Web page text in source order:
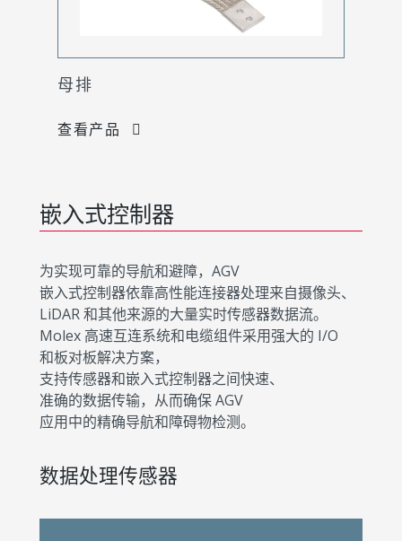
母排
查看产品
嵌入式控制器
为实现可靠的导航和避障，AGV
嵌入式控制器依靠高性能连接器处理来自摄像头、
LiDAR 和其他来源的大量实时传感器数据流。
Molex 高速互连系统和电缆组件采用强大的 I/O
和板对板解决方案，
支持传感器和嵌入式控制器之间快速、
准确的数据传输，从而确保 AGV
应用中的精确导航和障碍物检测。
数据处理传感器